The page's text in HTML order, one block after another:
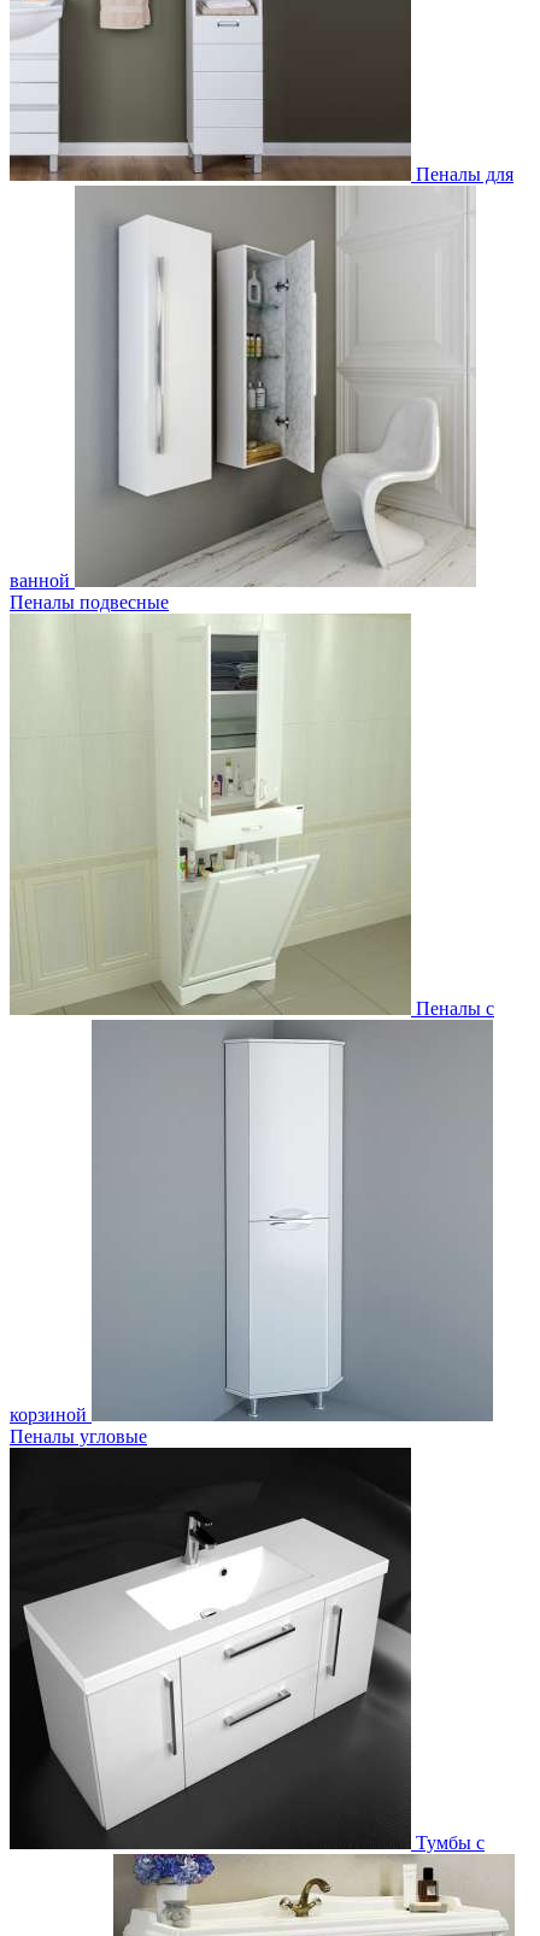
Пеналы для
ванной
Пеналы подвесные
Пеналы с
корзиной
Пеналы угловые
Тумбы с